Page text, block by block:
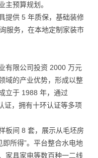
主预算规划。
提供 5 年质保，基础装修
服务，在本地定制家装市
有限公司投资 2000 万元
域的产业优势，形成以整
立于 1988 年，通过
证，拥有十环认证等多项
板间 8 套，展示从毛坯房
所得”。平台整合水电地
家具家电等数百种一二线